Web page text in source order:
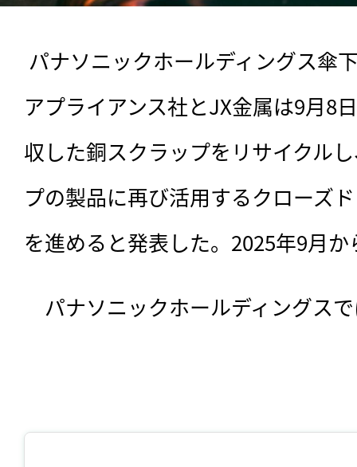
アプライアンス社とJX金属は9月8
収した銅スクラップをリサイクル
プの製品に再び活用するクローズ
を進めると発表した。2025年9月
パナソニックホールディングス